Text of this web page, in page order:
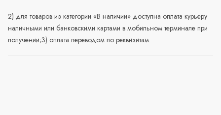
2) для товаров из категории «В наличии» доступна оплата курьеру
наличными или банковскими картами в мобильном терминале при
получении;3) оплата переводом по реквизитам.